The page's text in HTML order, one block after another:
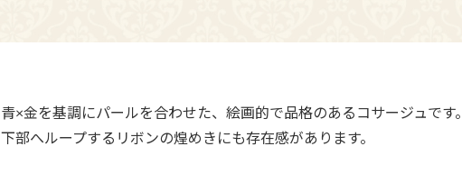
青×金を基調にパールを合わせた、絵画的で品格のあるコサージュです。
下部へループするリボンの煌めきにも存在感があります。